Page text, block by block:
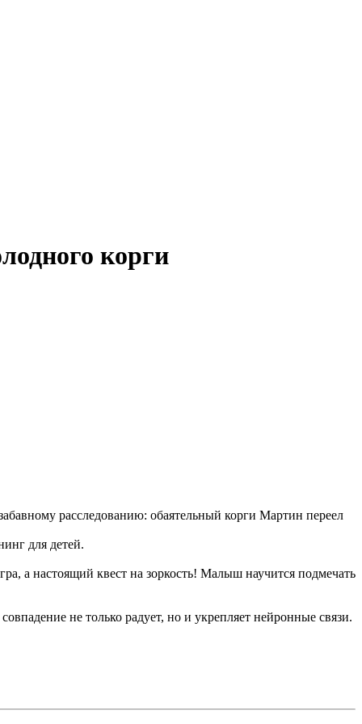
корги
расследованию: обаятельный корги Мартин переел
для детей.
а настоящий квест на зоркость! Малыш научится подмечать
не только радует, но и укрепляет нейронные связи.